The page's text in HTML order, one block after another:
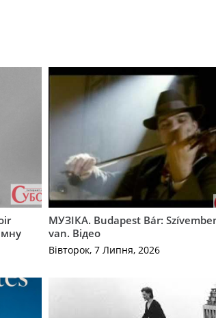
МУЗІКА. Budapest Bár:
van. Відео
Вівторок, 7 Липня, 2026